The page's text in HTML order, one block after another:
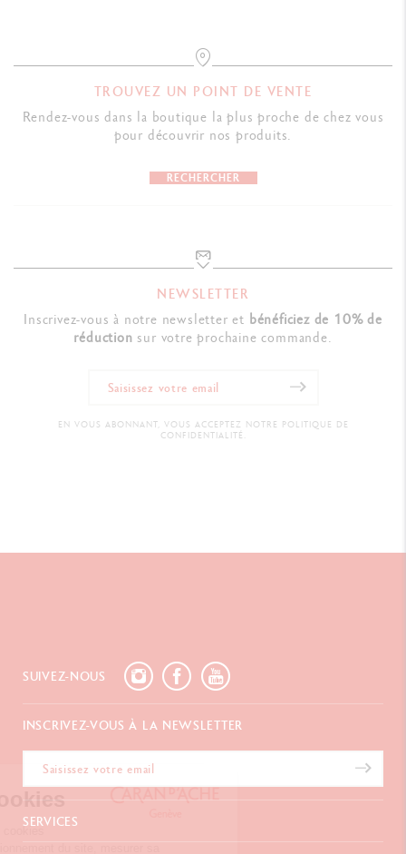
Gestion des Cookies
Notre site internet utilise des cookies
TROUVEZ UN POINT DE VENTE
Rendez-vous dans la boutique la plus proche de chez vous
pour découvrir nos produits.
RECHERCHER
NEWSLETTER
Inscrivez-vous à notre newsletter et bénéficiez de 10% de
réduction sur votre prochaine commande.
EN VOUS ABONNANT, VOUS ACCEPTEZ NOTRE POLITIQUE DE
CONFIDENTIALITÉ.
SUIVEZ-NOUS
INSCRIVEZ-VOUS À LA NEWSLETTER
SERVICES